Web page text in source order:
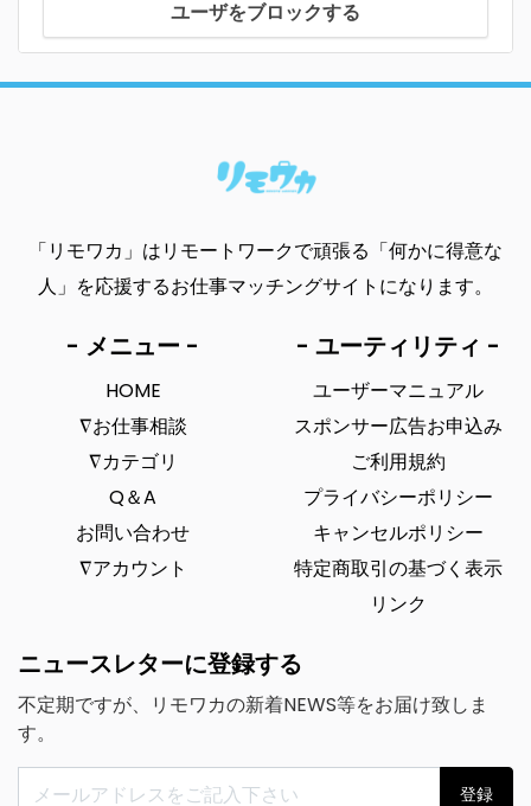
ユーザをブロックする
「リモワカ」はリモートワークで頑張る「何かに得意な
人」を応援するお仕事マッチングサイトになります。
- メニュー -
HOME
∇お仕事相談
∇カテゴリ
Q＆A
お問い合わせ
∇アカウント
- ユーティリティ -
ユーザーマニュアル
スポンサー広告お申込み
ご利用規約
プライバシーポリシー
キャンセルポリシー
特定商取引の基づく表示
リンク
ニュースレターに登録する
不定期ですが、リモワカの新着NEWS等をお届け致しま
す。
登録